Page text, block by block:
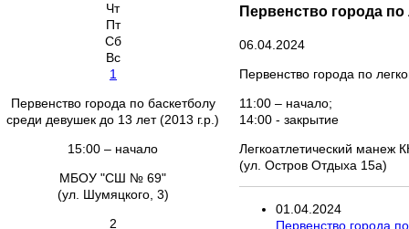
Чт
Пт
Сб
Вс
1
Первенство города по баскетболу
среди девушек до 13 лет (2013 г.р.)
15:00 – начало
МБОУ "СШ № 69"
(ул. Шумяцкого, 3)
2
Первенство города
06.04.2024
Первенство города по
11:00 – начало;
14:00 - закрытие
Легкоатлетический манеж
(ул. Остров Отдыха 15а)
01 04 2024
Первенство города